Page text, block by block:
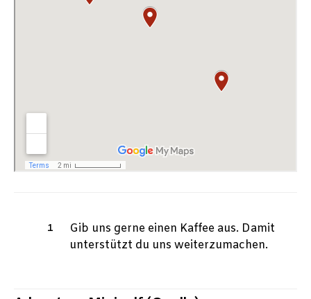
Gib uns gerne einen Kaffee aus. Damit
unterstützt du uns weiterzumachen.